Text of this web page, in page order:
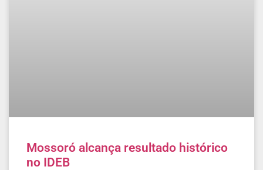
Mossoró alcança resultado histórico
no IDEB